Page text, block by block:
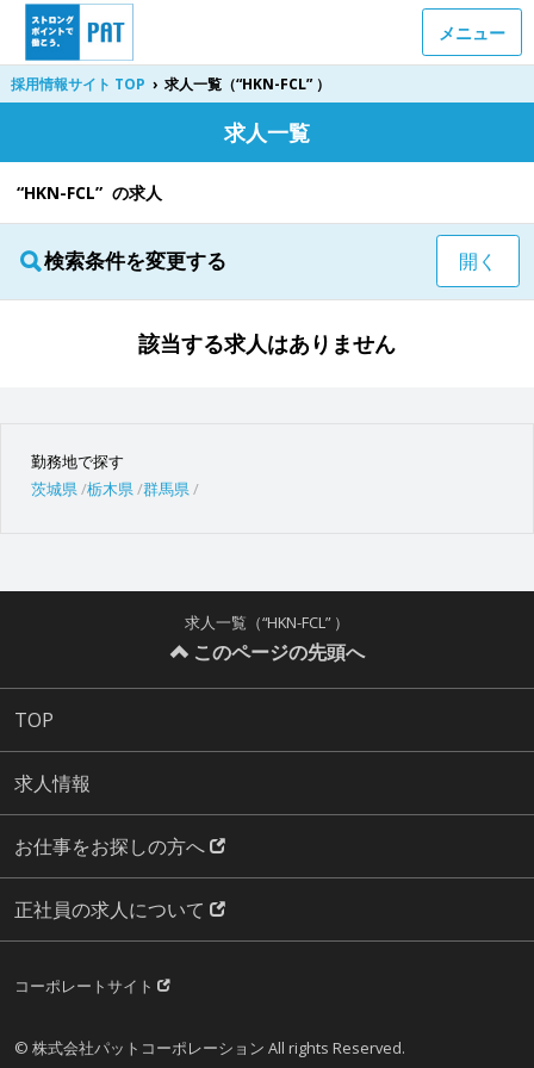
メニュー
採用情報サイト TOP › 求人一覧（“HKN-FCL” ）
求人一覧
“HKN-FCL” の求人
検索条件を変更する 開く
該当する求人はありません
勤務地で探す
茨城県 栃木県 群馬県
求人一覧（“HKN-FCL” ）
このページの先頭へ
TOP
求人情報
お仕事をお探しの方へ
正社員の求人について
コーポレートサイト
© 株式会社パットコーポレーション All rights Reserved.